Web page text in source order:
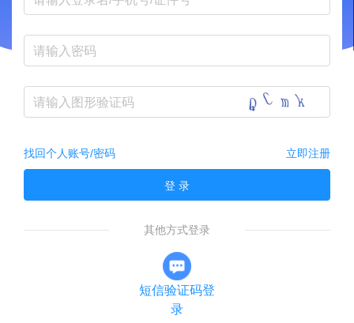
找回个人账号/密码 立即注册
登 录
其他方式登录
短信验证码登
录